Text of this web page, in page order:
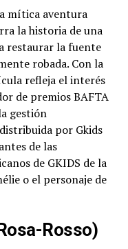
mítica aventura
la historia de una
restaurar la fuente
robada. Con la
refleja el interés
de premios BAFTA
gestión
por Gkids
de las
de GKIDS de la
o el personaje de
Rosso)